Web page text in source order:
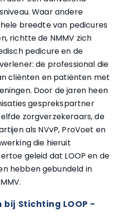
Waar andere
breedte van pedicures
richtte de NMMV zich
pedicure en de
de professional die
cliënten en patiënten met
Door de jaren heen
gesprekspartner
zorgverzekeraars, de
als NVvP, ProVoet en
die hieruit
geleid dat LOOP en de
hebben gebundeld in
Stichting LOOP -